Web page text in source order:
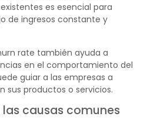
es esencial para
de ingresos constante y
rate también ayuda a
en el comportamiento del
guiar a las empresas a
sus productos o servicios.
las causas comunes